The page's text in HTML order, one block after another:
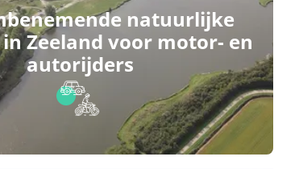
natuurlijke
Zeeland voor motor- en
autorijders